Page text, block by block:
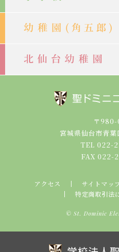
〒
宮城県仙台市青
TEL 022-
FAX 022-
アクセス サイトマッ
特定商取引法
© St. Dominic